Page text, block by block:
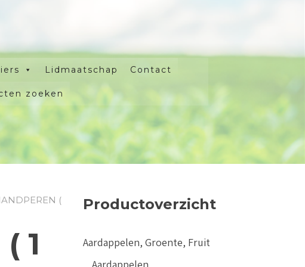
Lidmaatschap Contact
zoeken
(
1
Productoverzicht
Aardappelen, Groente, Fruit